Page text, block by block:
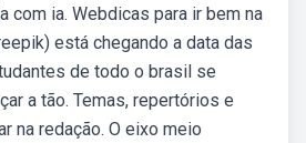
com ia. Webdicas para ir bem na
está chegando a data das
de todo o brasil se
a tão. Temas, repertórios e
na redação. O eixo meio